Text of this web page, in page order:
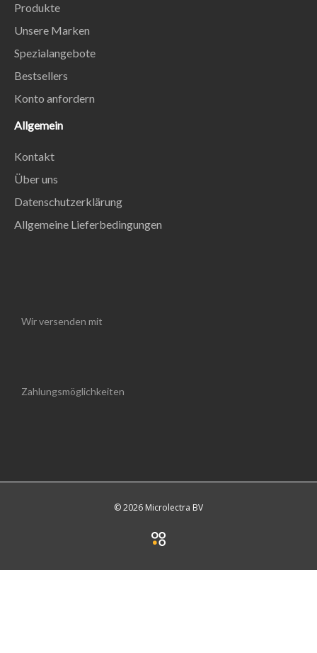
Produkte
Unsere Marken
Spezialangebote
Bestsellers
Konto anfordern
Allgemein
Kontakt
Über uns
Datenschutzerklärung
Allgemeine Lieferbedingungen
Wir versenden mit
Zahlungsmöglichkeiten
© 2026 Microlectra BV